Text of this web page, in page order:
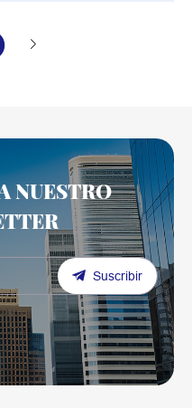
NUESTRO
Suscribir